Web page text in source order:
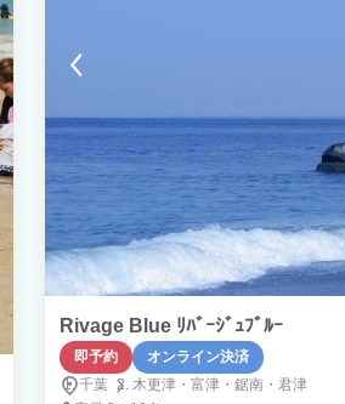
Rivage Blue ﾘﾊﾞｰｼﾞｭﾌﾞﾙｰ
即予約
オンライン決済
千葉
木更津・ 富津・ 鋸南・ 君津